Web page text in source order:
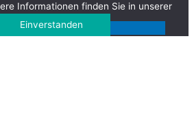
Informationen finden Sie in unserer
Einverstanden